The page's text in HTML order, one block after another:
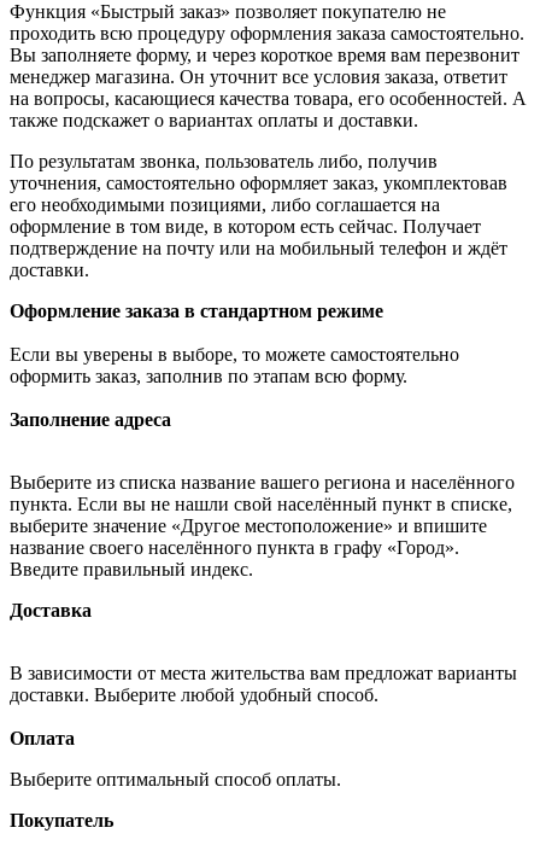
Функция «Быстрый заказ» позволяет покупателю не
проходить всю процедуру оформления заказа самостоятельно.
Вы заполняете форму, и через короткое время вам перезвонит
менеджер магазина. Он уточнит все условия заказа, ответит
на вопросы, касающиеся качества товара, его особенностей. А
также подскажет о вариантах оплаты и доставки.
По результатам звонка, пользователь либо, получив
уточнения, самостоятельно оформляет заказ, укомплектовав
его необходимыми позициями, либо соглашается на
оформление в том виде, в котором есть сейчас. Получает
подтверждение на почту или на мобильный телефон и ждёт
доставки.
Оформление заказа в стандартном режиме
Если вы уверены в выборе, то можете самостоятельно
оформить заказ, заполнив по этапам всю форму.
Заполнение адреса
Выберите из списка название вашего региона и населённого
пункта. Если вы не нашли свой населённый пункт в списке,
выберите значение «Другое местоположение» и впишите
название своего населённого пункта в графу «Город».
Введите правильный индекс.
Доставка
В зависимости от места жительства вам предложат варианты
доставки. Выберите любой удобный способ.
Оплата
Выберите оптимальный способ оплаты.
Покупатель